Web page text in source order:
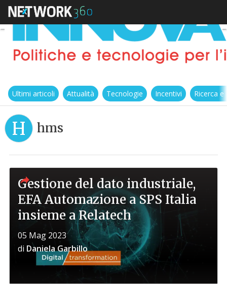
Ultimi articoli Attualità Tecnologie Incentivi Ricerca
H hms
Gestione del dato industriale,
EFA Automazione a SPS Italia
insieme a Relatech
05 Mag 2023
di Daniela Garbillo